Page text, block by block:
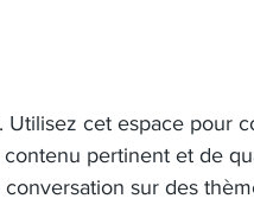
cet espace pour
pertinent et de
sur des